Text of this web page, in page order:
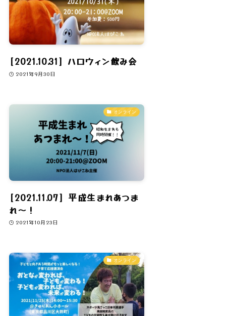
[2021.10.31] ハロウィン飲み会
2021年9月30日
オンライン
[2021.11.07] 平成生まれあつま
れ〜！
2021年10月23日
オンライン